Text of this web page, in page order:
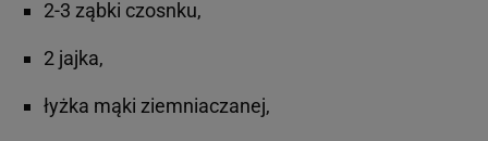
2-3 ząbki czosnku,
2 jajka,
łyżka mąki ziemniaczanej,